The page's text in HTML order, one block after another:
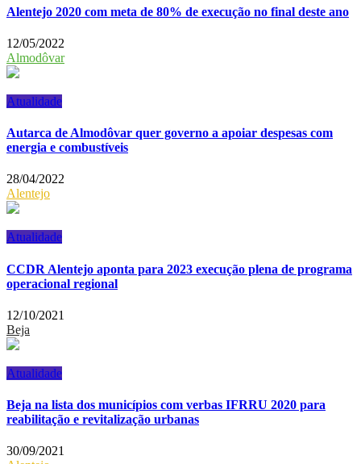
Alentejo 2020 com meta de 80% de execução no final deste ano
12/05/2022
Almodôvar
Atualidade
Autarca de Almodôvar quer governo a apoiar despesas com
energia e combustíveis
28/04/2022
Alentejo
Atualidade
CCDR Alentejo aponta para 2023 execução plena de programa
operacional regional
12/10/2021
Beja
Atualidade
Beja na lista dos municípios com verbas IFRRU 2020 para
reabilitação e revitalização urbanas
30/09/2021